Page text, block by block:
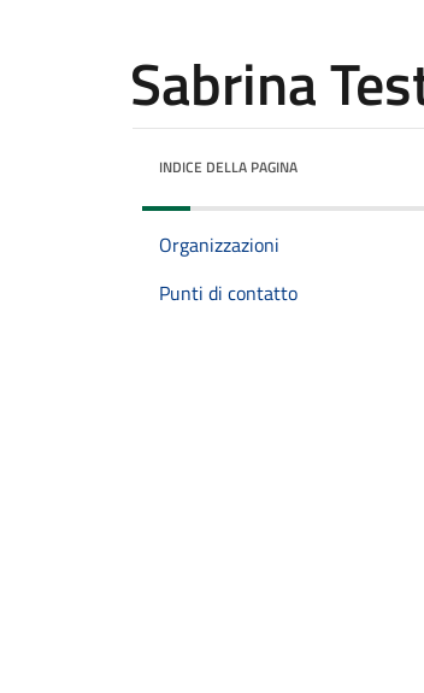
Sabrina
INDICE DELLA PAGINA
Organizzazioni
Punti di contatto